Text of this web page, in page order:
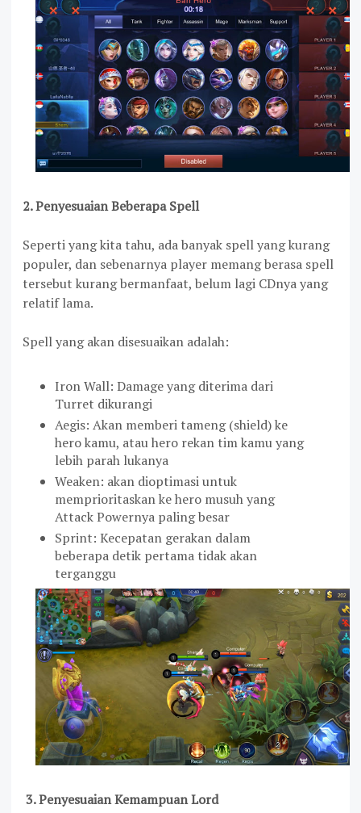
2. Penyesuaian Beberapa Spell
Seperti yang kita tahu, ada banyak spell yang kurang
populer, dan sebenarnya player memang berasa spell
tersebut kurang bermanfaat, belum lagi CDnya yang
relatif lama.
Spell yang akan disesuaikan adalah:
Iron Wall: Damage yang diterima dari
Turret dikurangi
Aegis: Akan memberi tameng (shield) ke
hero kamu, atau hero rekan tim kamu yang
lebih parah lukanya
Weaken: akan dioptimasi untuk
memprioritaskan ke hero musuh yang
Attack Powernya paling besar
Sprint: Kecepatan gerakan dalam
beberapa detik pertama tidak akan
terganggu
3. Penyesuaian Kemampuan Lord